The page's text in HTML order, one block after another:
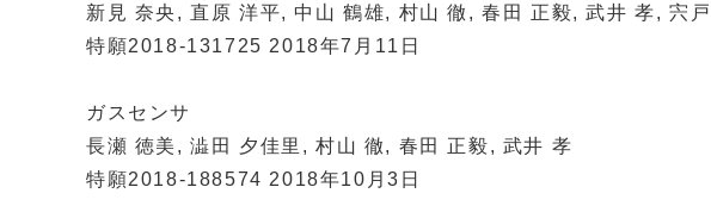
新見 奈央, 直原 洋平, 中山 鶴雄, 村山 徹, 春田 正毅, 武井 孝, 宍
特願2018-131725 2018年7月11日
ガスセンサ
長瀬 徳美, 澁田 夕佳里, 村山 徹, 春田 正毅, 武井 孝
特願2018-188574 2018年10月3日